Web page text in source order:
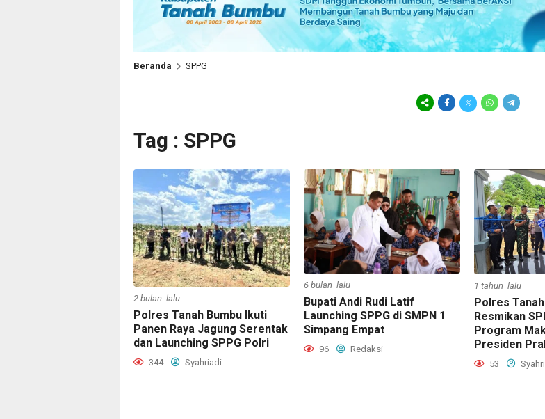
Beranda SPPG
Tag : SPPG
2 bulan lalu
Polres Tanah Bumbu Ikuti
Panen Raya Jagung Serentak
dan Launching SPPG Polri
344 Syahriadi
6 bulan lalu
Bupati Andi Rudi Latif
Launching SPPG di SMPN 1
Simpang Empat
96 Redaksi
1 tahun lalu
Polres
Resmikan
Program
Presiden
53